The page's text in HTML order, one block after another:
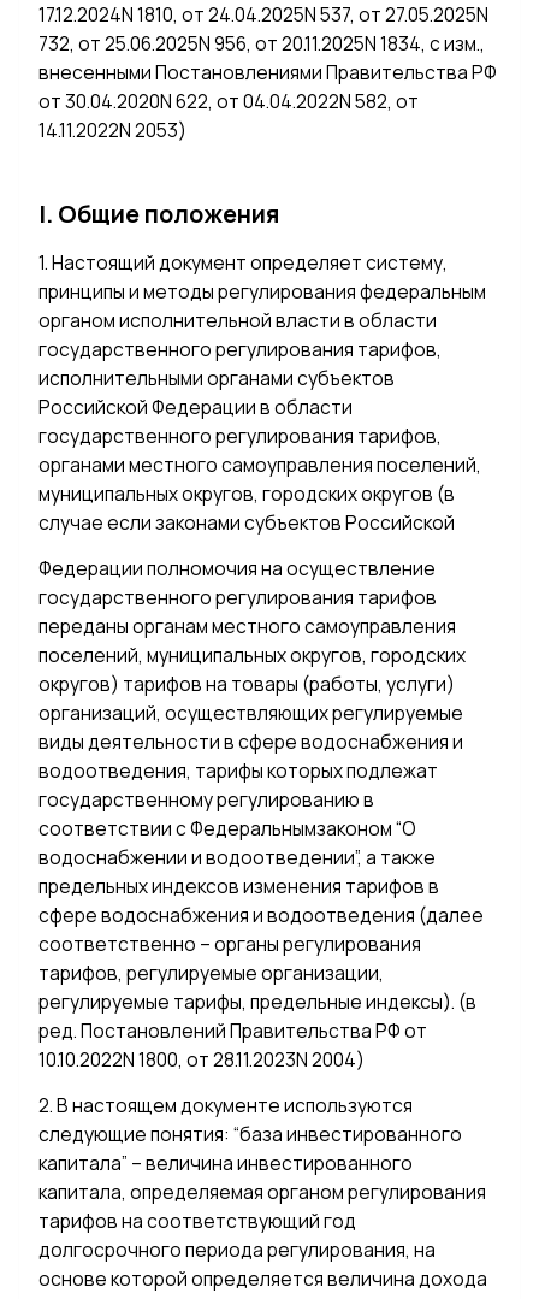
17.12.2024N 1810, от 24.04.2025N 537, от 27.05.2025N
732, от 25.06.2025N 956, от 20.11.2025N 1834, с изм.,
внесенными Постановлениями Правительства РФ
от 30.04.2020N 622, от 04.04.2022N 582, от
14.11.2022N 2053)
I. Общие положения
1. Настоящий документ определяет систему,
принципы и методы регулирования федеральным
органом исполнительной власти в области
государственного регулирования тарифов,
исполнительными органами субъектов
Российской Федерации в области
государственного регулирования тарифов,
органами местного самоуправления поселений,
муниципальных округов, городских округов (в
случае если законами субъектов Российской
Федерации полномочия на осуществление
государственного регулирования тарифов
переданы органам местного самоуправления
поселений, муниципальных округов, городских
округов) тарифов на товары (работы, услуги)
организаций, осуществляющих регулируемые
виды деятельности в сфере водоснабжения и
водоотведения, тарифы которых подлежат
государственному регулированию в
соответствии с Федеральнымзаконом “О
водоснабжении и водоотведении”, а также
предельных индексов изменения тарифов в
сфере водоснабжения и водоотведения (далее
соответственно – органы регулирования
тарифов, регулируемые организации,
регулируемые тарифы, предельные индексы). (в
ред. Постановлений Правительства РФ от
10.10.2022N 1800, от 28.11.2023N 2004)
2. В настоящем документе используются
следующие понятия: “база инвестированного
капитала” – величина инвестированного
капитала, определяемая органом регулирования
тарифов на соответствующий год
долгосрочного периода регулирования, на
основе которой определяется величина дохода